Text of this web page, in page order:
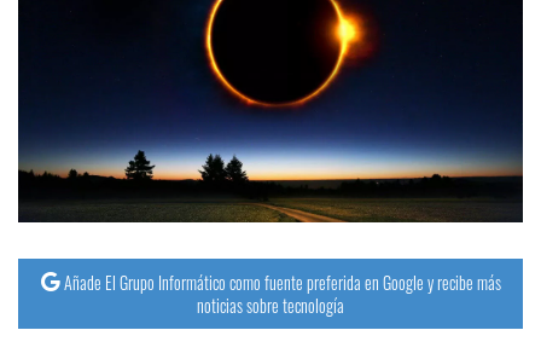
Añade El Grupo Informático como fuente preferida en Google y recibe más
noticias sobre tecnología